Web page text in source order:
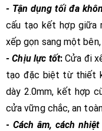
- Tận dụng tối đa
cấu tạo kết hợp giữa
xếp gọn sang một
- Chịu lực tốt:Cửa đi
tạo đặc biệt từ thiết
dày 2.0mm, kết hợp
cửa vững chắc, an
- Cách âm, cách